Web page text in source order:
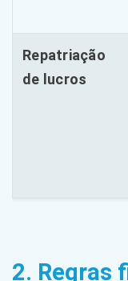
Repatriação
de lucros
2. Regras